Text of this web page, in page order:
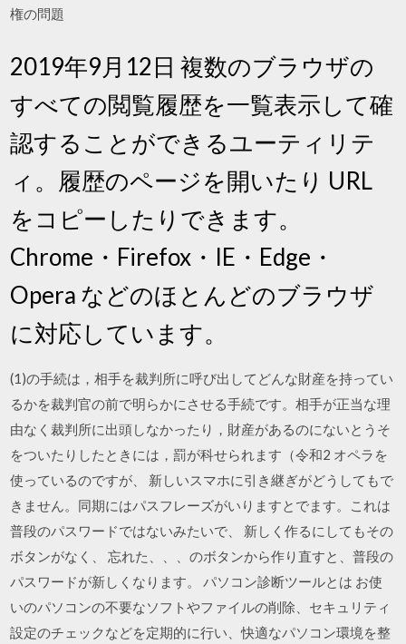
権の問題
2019年9月12日 複数のブラウザの
すべての閲覧履歴を一覧表示して確
認することができるユーティリテ
ィ。履歴のページを開いたり URL
をコピーしたりできます。
Chrome・Firefox・IE・Edge・
Opera などのほとんどのブラウザ
に対応しています。
(1)の手続は，相手を裁判所に呼び出してどんな財産を持ってい
るかを裁判官の前で明らかにさせる手続です。相手が正当な理
由なく裁判所に出頭しなかったり，財産があるのにないとうそ
をついたりしたときには，罰が科せられます（令和2 オペラを
使っているのですが、 新しいスマホに引き継ぎがどうしてもで
きません。同期にはパスフレーズがいりますとでます。これは
普段のパスワードではないみたいで、 新しく作るにしてもその
ボタンがなく、 忘れた、、、のボタンから作り直すと、普段の
パスワードが新しくなります。 パソコン診断ツールとは お使
いのパソコンの不要なソフトやファイルの削除、セキュリティ
設定のチェックなどを定期的に行い、快適なパソコン環境を整